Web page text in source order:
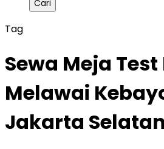
Tag
Sewa Meja Test
Melawai
Jakarta Selatan